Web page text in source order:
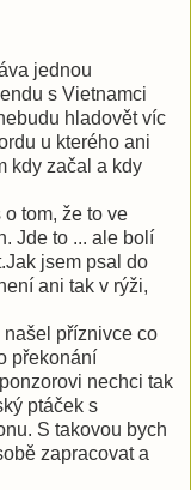
jednou
s Vietnamci
hladovět víc
u kterého ani
kdy začal a kdy
tom, že to ve
Jde to ... ale bolí
jsem psal do
ani tak v rýži,
našel příznivce co
překonání
nechci tak
ptáček s
S takovou bych
zapracovat a